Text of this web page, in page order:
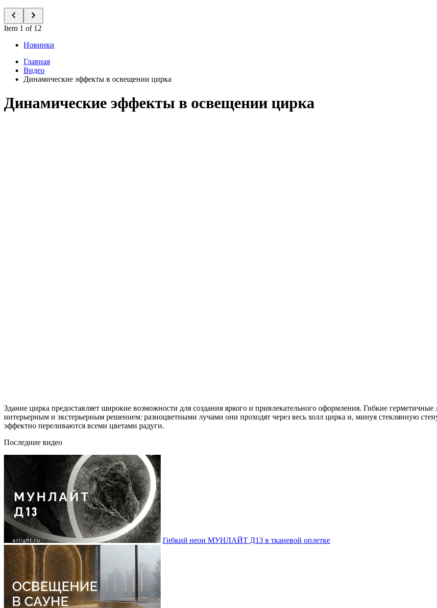
Item 1 of 12
Новинки
Главная
Видео
Динамические эффекты в освещении цирка
Динамические эффекты в освещении цирка
Здание цирка предоставляет широкие возможности для создания яркого и привлекательного оформления. Гибкие
интерьерным и экстерьерным решением: разноцветными лучами они проходят через весь холл цирка и, минуя стеклянную
эффектно переливаются всеми цветами радуги.
Последние видео
Гибкий неон МУНЛАЙТ Д13 в тканевой оплетке